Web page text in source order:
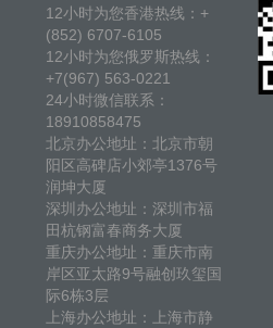
12小时为您香港热线：+
(852) 6707-6105
12小时为您俄罗斯热线：
+7(967) 563-0221
24小时微信联系：
18910858475
北京办公地址：北京市朝
阳区高碑店小郊亭1376号
润坤大厦
深圳办公地址：深圳市福
田杭钢富春商务大厦
重庆办公地址：重庆市南
岸区亚太路9号融创玖玺国
际6栋3层
上海办公地址：上海市静